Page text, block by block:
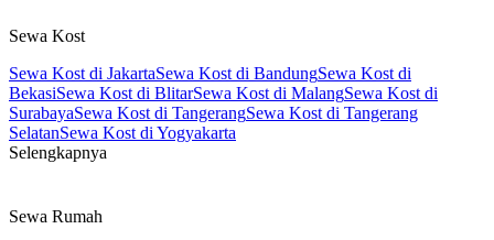
Sewa Kost
Sewa Kost di JakartaSewa Kost di BandungSewa Kost di
BekasiSewa Kost di BlitarSewa Kost di MalangSewa Kost di
SurabayaSewa Kost di TangerangSewa Kost di Tangerang
SelatanSewa Kost di Yogyakarta
Selengkapnya
Sewa Rumah